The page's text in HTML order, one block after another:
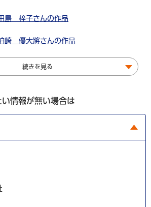
島 梓子さんの作品
崎 優大將さんの作品
続きを見る
情報が無い場合は